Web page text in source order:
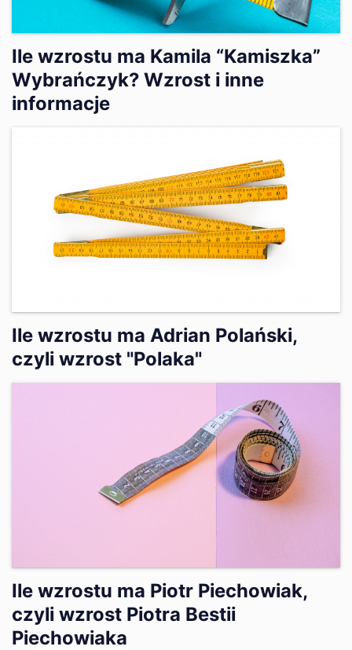
Ile wzrostu ma Kamila “Kamiszka”
Wybrańczyk? Wzrost i inne
informacje
Ile wzrostu ma Adrian Polański,
czyli wzrost "Polaka"
Ile wzrostu ma Piotr Piechowiak,
czyli wzrost Piotra Bestii
Piechowiaka